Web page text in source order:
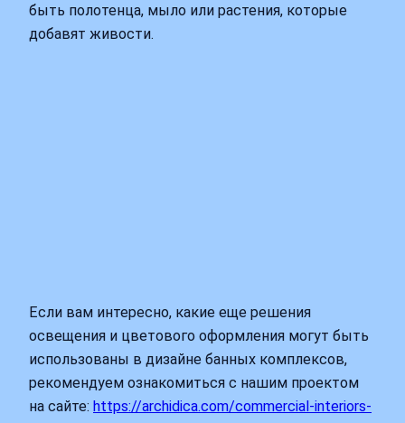
быть полотенца, мыло или растения, которые
добавят живости.
Если вам интересно, какие еще решения
освещения и цветового оформления могут быть
использованы в дизайне банных комплексов,
рекомендуем ознакомиться с нашим проектом
на сайте: https://archidica.com/commercial-interiors-